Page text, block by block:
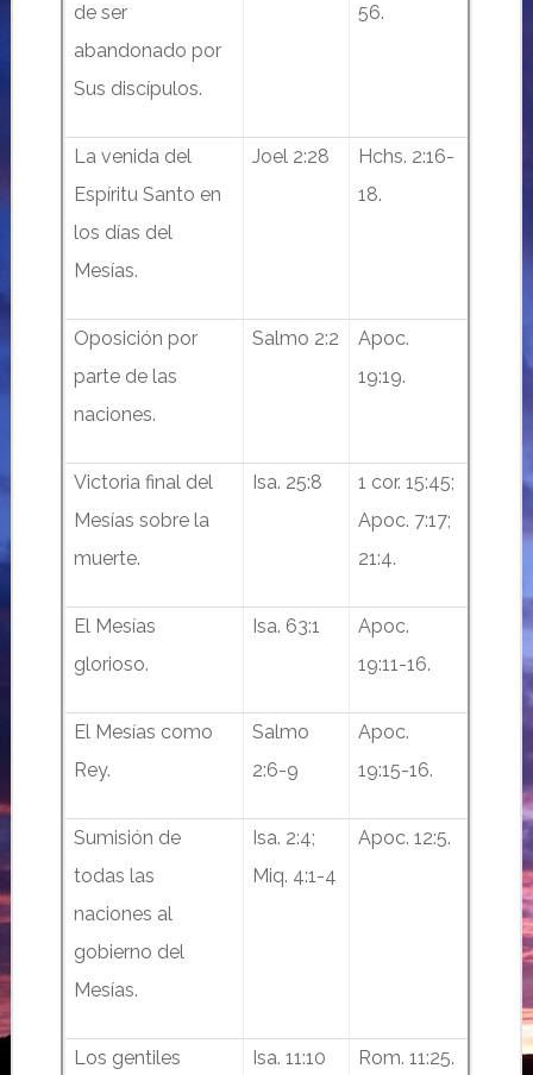
de ser
abandonado por
Sus discípulos.
56.
La venida del
Espíritu Santo en
los días del
Mesías.
Joel 2:28
Hchs. 2:16-
18.
Oposición por
parte de las
naciones.
Salmo 2:2
Apoc.
19:19.
Victoria final del
Mesías sobre la
muerte.
Isa. 25:8
1 cor. 15:45;
Apoc. 7:17;
21:4.
El Mesías
glorioso.
Isa. 63:1
Apoc.
19:11-16.
El Mesías como
Rey.
Salmo
2:6-9
Apoc.
19:15-16.
Sumisión de
todas las
naciones al
gobierno del
Mesías.
Isa. 2:4;
Miq. 4:1-4
Apoc. 12:5.
Los gentiles
Isa. 11:10 Rom. 11:25.